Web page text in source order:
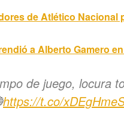
de Atlético Nacional
a Alberto Gamero
de juego, locura
https://t.co/